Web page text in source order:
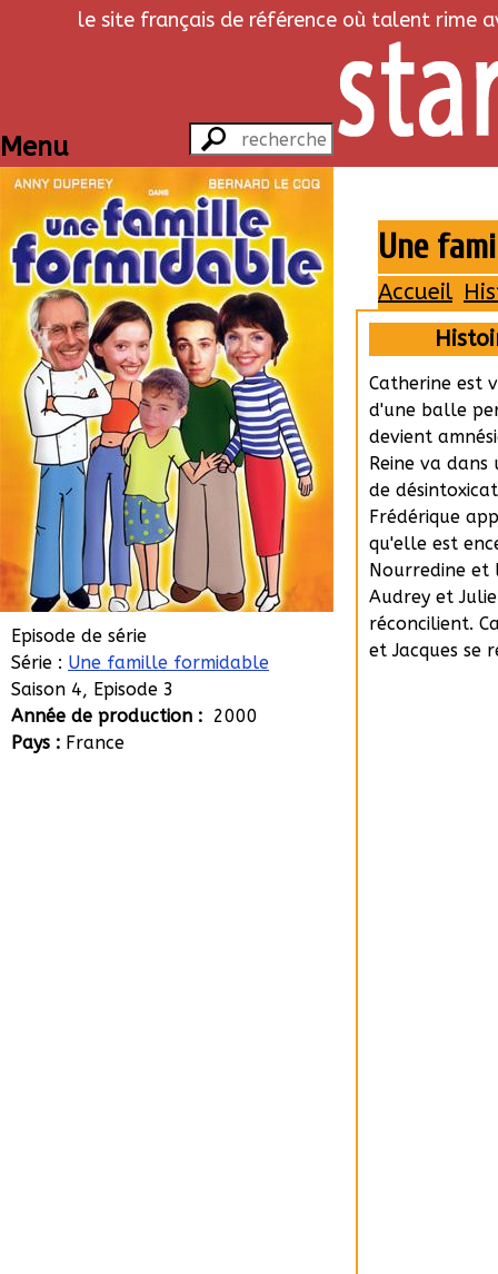
le site français de référence où talent rime
Menu
Episode de série
Série : Une famille formidable
Saison 4, Episode 3
Année de production : 2000
Pays : France
Une
Accueil
Catherine est
d'une balle
devient
Reine va
de
Frédérique
qu'elle est
Nourredine et
Audrey et
réconcilient.
et Jacques se